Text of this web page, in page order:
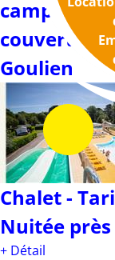
camping 4
couverte et
Goulien
Chalet -
Nuitée
+ Détail